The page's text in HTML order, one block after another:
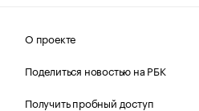
О проекте
Поделиться новостью на РБК
Получить пробный доступ